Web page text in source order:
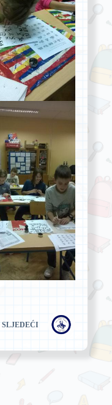
SLJEDEĆI